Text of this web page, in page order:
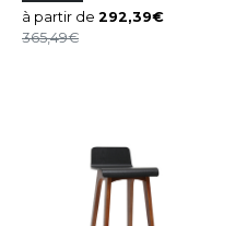
à partir de 292,39
365,49